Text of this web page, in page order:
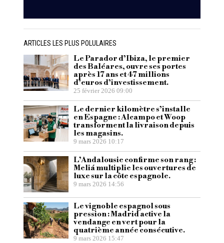
ARTICLES LES PLUS POLULAIRES
Le Parador d’Ibiza, le premier
des Baléares, ouvre ses portes
après 17 ans et 47 millions
d’euros d’investissement.
25 février 2026 09:00
Le dernier kilomètre s’installe
en Espagne : Alcampo et Woop
transforment la livraison depuis
les magasins.
9 mars 2026 10:17
L’Andalousie confirme son rang :
Meliá multiplie les ouvertures de
luxe sur la côte espagnole.
9 mars 2026 14:56
Le vignoble espagnol sous
pression : Madrid active la
vendange en vert pour la
quatrième année consécutive.
9 mars 2026 15:47